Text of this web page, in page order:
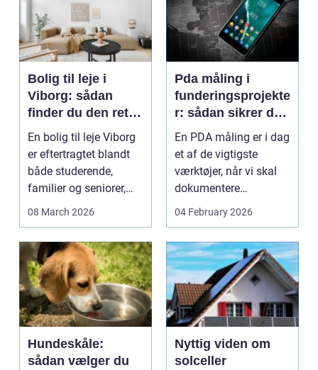
Bolig til leje i
Viborg: sådan
finder du den rette
lejlighed
En bolig til leje Viborg
er eftertragtet blandt
både studerende,
familier og seniorer,
fordi b...
08 March 2026
Pda måling i
funderingsprojekte
r: sådan sikrer du
dokumenteret
bæreevne
En PDA måling er i dag
et af de vigtigste
værktøjer, når vi skal
dokumentere
bæreevnen af pæle til
04 February 2026
Hundeskåle:
sådan vælger du
Nyttig viden om
solceller